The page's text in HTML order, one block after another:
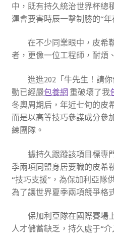
中，既有持久統治世界杯總
運會要害時辰一擊制勝的“年
在不少同業眼中，皮希
者，更像一位工程師，耐煩
進進202「牛先生！請
動已經嚴包養網 重破壞了我
冬奧周期后，年近七旬的皮
而是以高等技巧參謀成分參
練團隊。
據持久跟蹤該項目標專
季兩項同盟身居要職的皮希
“技巧支援”，為保加利亞隊
為了讓世界夏季兩項競爭格
保加利亞隊在國際賽場
人才儲蓄缺乏，持久處于“